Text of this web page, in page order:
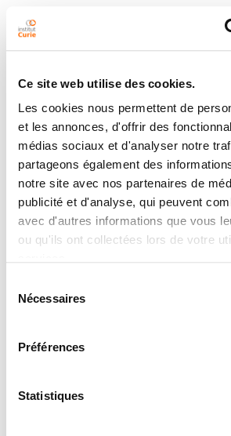
Ce site web utilise des cookies.
Les cookies nous permettent de
et les annonces, d'offrir des
médias sociaux et d'analyser notre
partageons également des
notre site avec nos partenaires de
publicité et d'analyse, qui peuvent
avec d'autres informations que vous
ou qu'ils ont collectées lors de votre
Nécessaires
Préférences
Statistiques